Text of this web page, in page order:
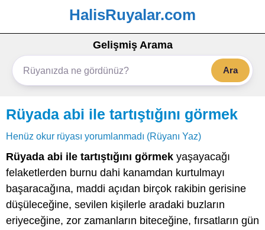
HalisRuyalar.com
Gelişmiş Arama
Ara
Rüyada abi ile tartıştığını görmek
Henüz okur rüyası yorumlanmadı (Rüyanı Yaz)
Rüyada abi ile tartıştığını görmek yaşayacağı
felaketlerden burnu dahi kanamdan kurtulmayı
başaracağına, maddi açıdan birçok rakibin gerisine
düşüleceğine, sevilen kişilerle aradaki buzların
eriyeceğine, zor zamanların biteceğine, fırsatların gün